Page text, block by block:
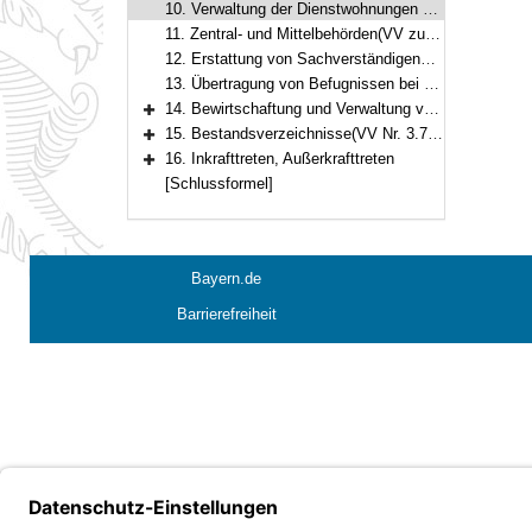
10. Verwaltung der Dienstwohnungen und staatlichen Mietwohnungen
11. Zentral- und Mittelbehörden(VV zu Art. 57, 58 und 59 BayHO)
12. Erstattung von Sachverständigenentschädigungen an Universitäten und Universitätsinstitute(VV Nr. 2.2 zu Art. 61 BayHO)
13. Übertragung von Befugnissen bei der Veräußerung von Vermögensgegenständen(VV Nr. 1.8 zu Art. 63 BayHO)
Bereich erweitern
14. Bewirtschaftung und Verwaltung von staatseigenen Grundstücken(VV Nrn. 3.1, 3.2 ff. zu Art. 64 BayHO)
Bereich erweitern
15. Bestandsverzeichnisse(VV Nr. 3.7 zu Art. 73 BayHO)
Bereich erweitern
16. Inkrafttreten, Außerkrafttreten
[Schlussformel]
Bayern.de
Barrierefreiheit